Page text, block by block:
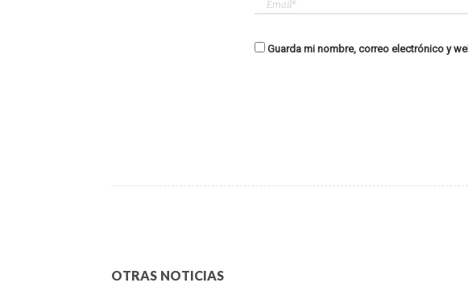
Guarda mi nombre, correo electrónico y
OTRAS NOTICIAS